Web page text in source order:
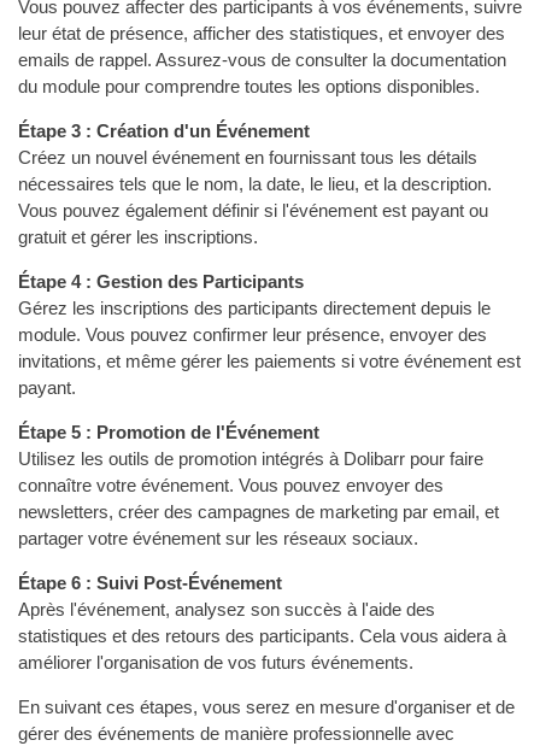
Vous pouvez affecter des participants à vos événements, suivre
leur état de présence, afficher des statistiques, et envoyer des
emails de rappel. Assurez-vous de consulter la documentation
du module pour comprendre toutes les options disponibles.
Étape 3 : Création d'un Événement
Créez un nouvel événement en fournissant tous les détails
nécessaires tels que le nom, la date, le lieu, et la description.
Vous pouvez également définir si l'événement est payant ou
gratuit et gérer les inscriptions.
Étape 4 : Gestion des Participants
Gérez les inscriptions des participants directement depuis le
module. Vous pouvez confirmer leur présence, envoyer des
invitations, et même gérer les paiements si votre événement est
payant.
Étape 5 : Promotion de l'Événement
Utilisez les outils de promotion intégrés à Dolibarr pour faire
connaître votre événement. Vous pouvez envoyer des
newsletters, créer des campagnes de marketing par email, et
partager votre événement sur les réseaux sociaux.
Étape 6 : Suivi Post-Événement
Après l'événement, analysez son succès à l'aide des
statistiques et des retours des participants. Cela vous aidera à
améliorer l'organisation de vos futurs événements.
En suivant ces étapes, vous serez en mesure d'organiser et de
gérer des événements de manière professionnelle avec